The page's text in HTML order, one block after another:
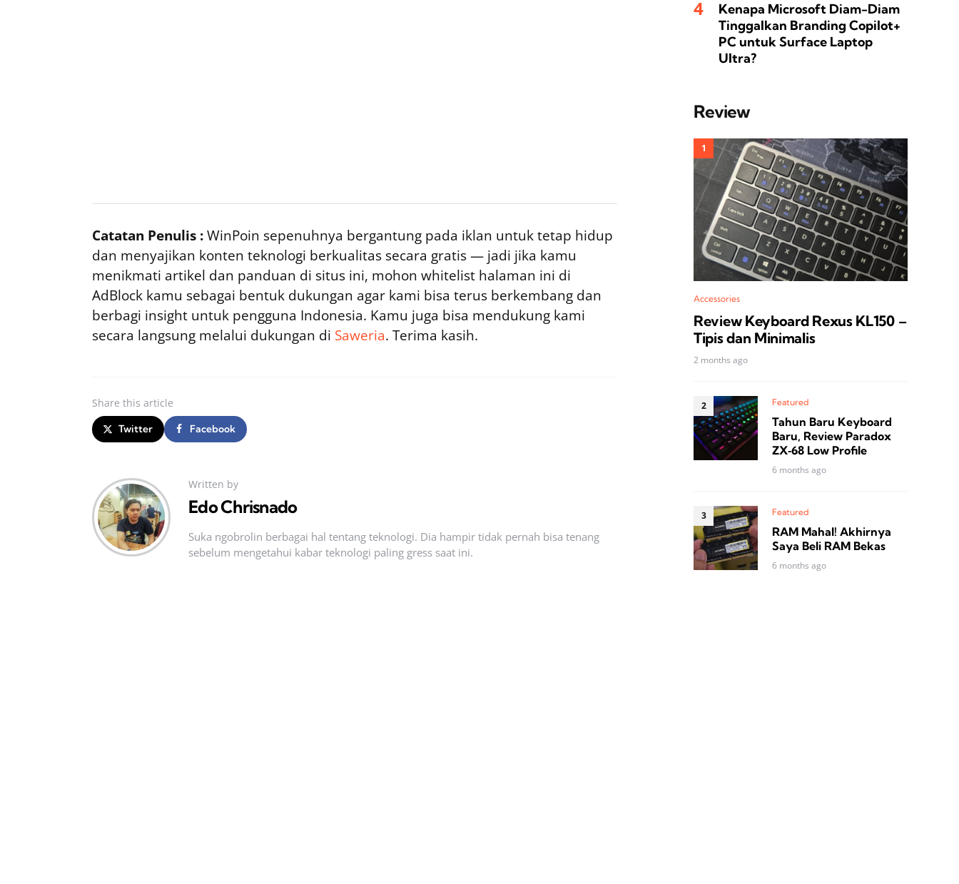
Catatan Penulis :WinPoin sepenuhnya bergantung pada iklan untuk tetap hidup
dan menyajikan konten teknologi berkualitas secara gratis — jadi jika kamu
menikmati artikel dan panduan di situs ini, mohon whitelist halaman ini di
AdBlock kamu sebagai bentuk dukungan agar kami bisa terus berkembang dan
berbagi insight untuk pengguna Indonesia. Kamu juga bisa mendukung kami
secara langsung melalui dukungan di Saweria. Terima kasih.
Share this article
Twitter Facebook
Written by
Edo Chrisnado
Suka ngobrolin berbagai hal tentang teknologi. Dia hampir tidak pernah bisa tenang
sebelum mengetahui kabar teknologi paling gress saat ini.
Kenapa Microsoft Diam-Diam
Tinggalkan Branding Copilot+
PC untuk Surface Laptop
Ultra?
Review
Accessories
Review Keyboard Rexus KL150 –
Tipis dan Minimalis
2 months ago
Featured
Tahun Baru Keyboard
Baru, Review Paradox
ZX‑68 Low Profile
6 months ago
Featured
RAM Mahal! Akhirnya
Saya Beli RAM Bekas
6 months ago